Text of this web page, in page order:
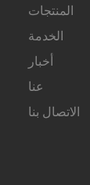
المنتجات
الخدمة
أخبار
عنا
الاتصال بنا